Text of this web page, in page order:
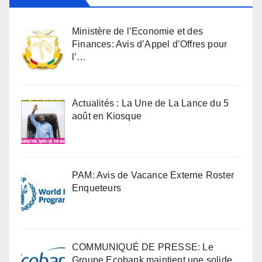
Ministère de l’Economie et des
Finances: Avis d’Appel d’Offres pour
l’…
Actualités : La Une de La Lance du 5
août en Kiosque
PAM: Avis de Vacance Externe Roster
Enqueteurs
COMMUNIQUÉ DE PRESSE: Le
Groupe Ecobank maintient une solide